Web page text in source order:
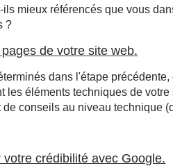
mieux référencés que vous
?
de votre site web.
dans l'étape
les éléments techniques de
conseils au niveau technique
crédibilité avec Google.